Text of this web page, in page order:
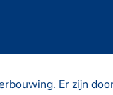
Er zijn